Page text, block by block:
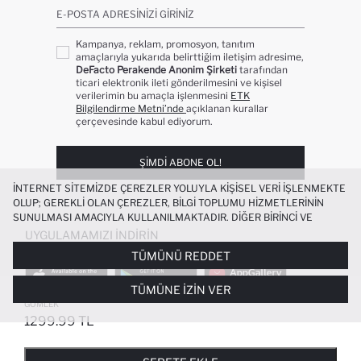
%100 PAMUK REGULAR FIT UZUN KOLLU
GÖMLEK
1299.99 TL
E-POSTA ADRESINIZI GIRINIZ
Kampanya, reklam, promosyon, tanıtım
amaçlarıyla yukarıda belirttiğim iletişim adresime,
DeFacto Perakende Anonim Şirketi tarafından
ticari elektronik ileti gönderilmesini ve kişisel
verilerimin bu amaçla işlenmesini ETK
Bilgilendirme Metni’nde açıklanan kurallar
çerçevesinde kabul ediyorum.
ŞIMDI ABONE OL!
UYGULAMAMIZI İNDIRIN
POPÜLER KATEGORILER
İNTERNET SITEMIZDE ÇEREZLER YOLUYLA KIŞISEL VERI IŞLENMEKTE
OLUP; GEREKLI OLAN ÇEREZLER, BILGI TOPLUMU HIZMETLERININ
SUNULMASI AMACIYLA KULLANILMAKTADIR. DIĞER BIRINCI VE
ÜÇÜNCÜ TARAF ÇEREZLER ISE SIZE DAHA IYI BIR ALIŞVERIŞ
DENEYIMI SUNULABILMESI, SITEMIZIN DAHA IŞLEVSEL KILINMASI VE
KIŞISELLEŞTIRMESI VE AÇIK RIZA VERMENIZ HALINDE, SIZLERE
YÖNELIK PAZARLAMA FAALIYETLERININ YAPILMASI AMAÇLARIYLA
SINIRLI OLARAK KULLANILACAKTIR. ÇEREZLERE DAIR TERCIHLERINIZI
ÇEREZ TERCIHLERIPANELI ARACILIĞIYLA HER ZAMAN YÖNETEBILIR,
ÇEREZLERLE ILGILI DAHA DETAYLI BILGIYE
TÜMÜNÜ REDDET
TÜMÜNE İZIN VER